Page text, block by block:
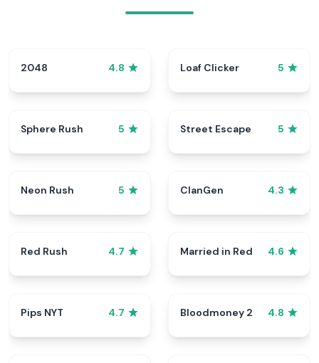
2048 4.8 Loaf Clicker 5
Sphere Rush 5 Street Escape 5
Neon Rush 5 ClanGen 4.3
Red Rush 4.7 Married in Red 4.6
Pips NYT 4.7 Bloodmoney 2 4.8